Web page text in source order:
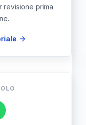
revisione prima